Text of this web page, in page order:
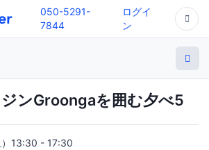
050-5291-
7844
ログイ
ン
ンGroongaを囲む夕べ5
13:30 - 17:30